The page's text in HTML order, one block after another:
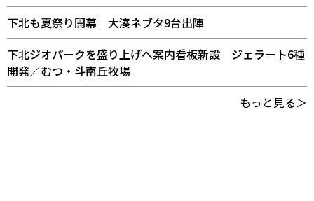
下北も夏祭り開幕 大湊ネブタ9台出陣
下北ジオパークを盛り上げへ案内看板新設 ジェラート6種
開発／むつ・斗南丘牧場
もっと見る＞